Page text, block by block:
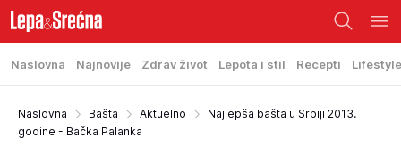
Naslovna Najnovije Zdrav život Lepota i stil Recepti Lifestyle
Naslovna Bašta Aktuelno
Najlepša bašta u Srbiji 2013.
godine - Bačka Palanka